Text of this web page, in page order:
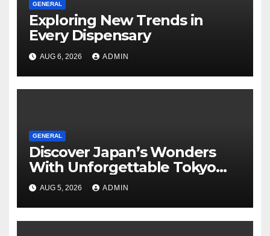
GENERAL
Exploring New Trends in
Every Dispensary
AUG 6, 2026 ADMIN
GENERAL
Discover Japan’s Wonders
With Unforgettable Tokyo
Tours For Every Traveler
AUG 5, 2026 ADMIN